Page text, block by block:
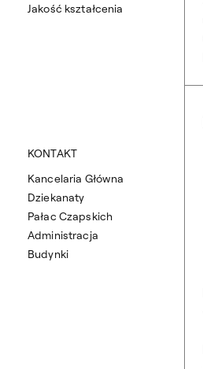
Jakość kształcenia
KONTAKT
Kancelaria Główna
Dziekanaty
Pałac Czapskich
Administracja
Budynki